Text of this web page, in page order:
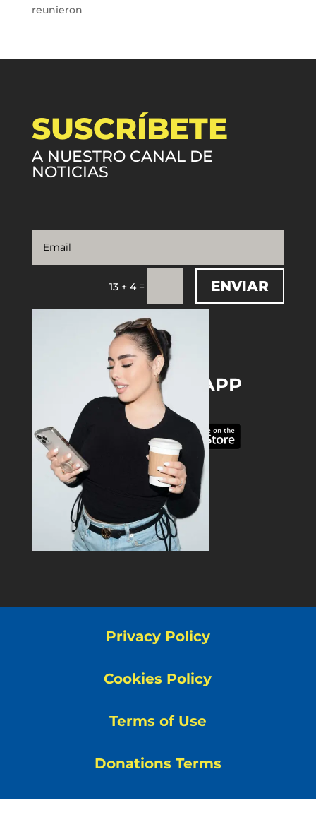
reunieron
SUSCRÍBETE
A NUESTRO CANAL DE
NOTICIAS
13 + 4= ENVIAR
DOWNLOAD THE APP
Privacy Policy
Cookies Policy
Terms of Use
Donations Terms